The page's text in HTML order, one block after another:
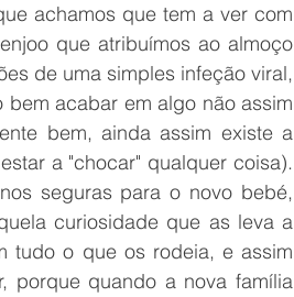
achamos que tem a ver com
que atribuímos ao almoço
de uma simples infeção viral,
acabar em algo não assim
bem, ainda assim existe a
a "chocar" qualquer coisa).
seguras para o novo bebé,
curiosidade que as leva a
tudo o que os rodeia, e assim
porque quando a nova família